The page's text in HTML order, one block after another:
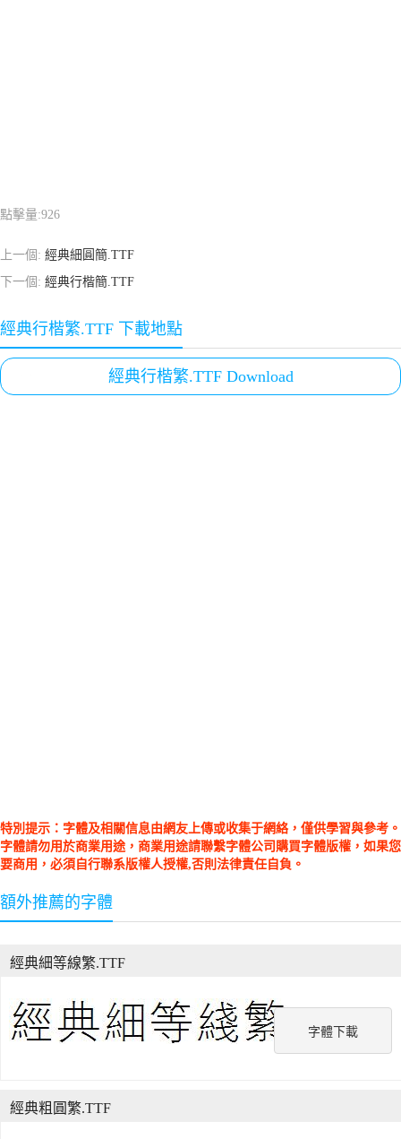
點擊量:926
上一個: 經典細圓簡.TTF
下一個: 經典行楷簡.TTF
經典行楷繁.TTF 下載地點
經典行楷繁.TTF Download
特別提示：字體及相關信息由網友上傳或收集于網絡，僅供學習與參考。
字體請勿用於商業用途，商業用途請聯繫字體公司購買字體版權，如果您
要商用，必須自行聯系版權人授權,否則法律責任自負。
額外推薦的字體
字體下載
經典細等線繁.TTF
經典粗圓繁.TTF